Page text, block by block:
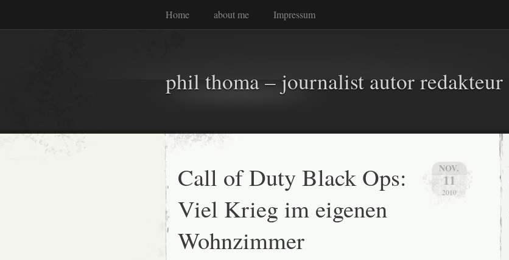
Home about me Impressum
phil thoma – journalist autor redakteur
NOV.
11
2010
Call of Duty Black Ops:
Viel Krieg im eigenen
Wohnzimmer